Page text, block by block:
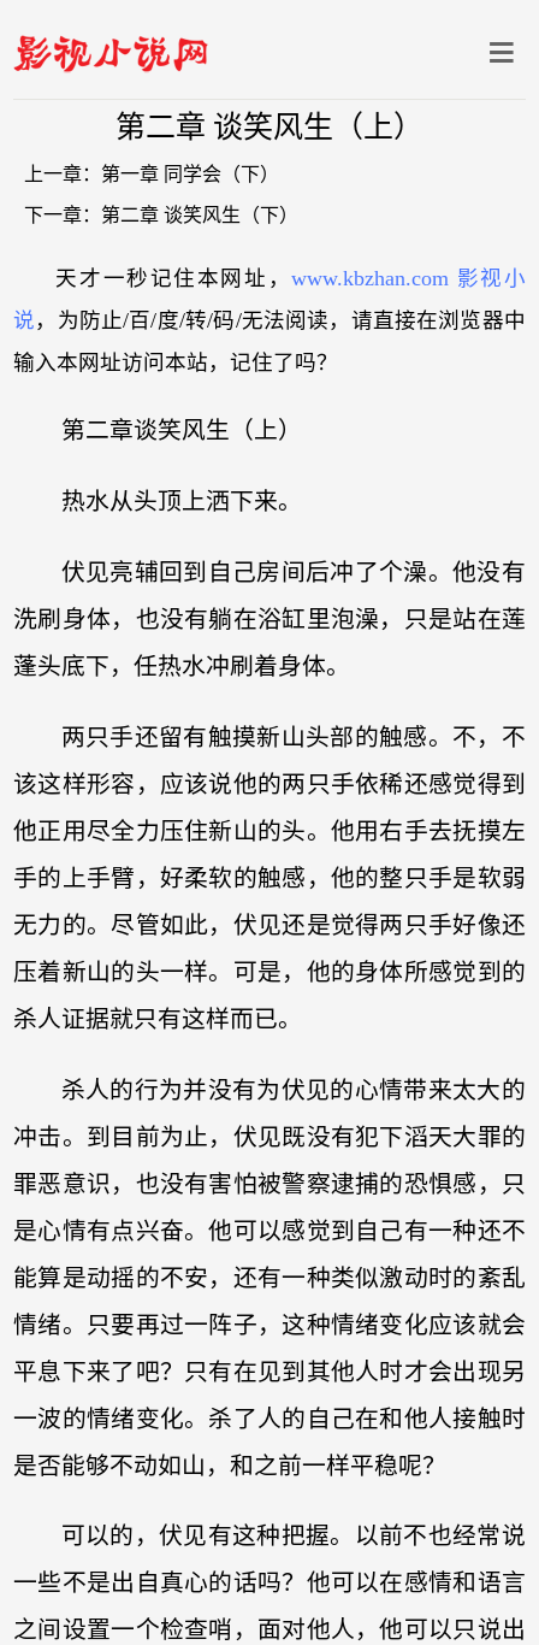
第二章 谈笑风生（上）
上一章： 第一章 同学会（下）
下一章： 第二章 谈笑风生（下）
天才一秒记住本网址，www.kbzhan.com 影视小
说 ，为防止/百/度/转/码/无法阅读，请直接在浏览器中
输入本网址访问本站，记住了吗？
第二章谈笑风生（上）
热水从头顶上洒下来。
伏见亮辅回到自己房间后冲了个澡。他没有
洗刷身体，也没有躺在浴缸里泡澡，只是站在莲
蓬头底下，任热水冲刷着身体。
两只手还留有触摸新山头部的触感。不，不
该这样形容，应该说他的两只手依稀还感觉得到
他正用尽全力压住新山的头。他用右手去抚摸左
手的上手臂，好柔软的触感，他的整只手是软弱
无力的。尽管如此，伏见还是觉得两只手好像还
压着新山的头一样。可是，他的身体所感觉到的
杀人证据就只有这样而已。
杀人的行为并没有为伏见的心情带来太大的
冲击。到目前为止，伏见既没有犯下滔天大罪的
罪恶意识，也没有害怕被警察逮捕的恐惧感，只
是心情有点兴奋。他可以感觉到自己有一种还不
能算是动摇的不安，还有一种类似激动时的紊乱
情绪。只要再过一阵子，这种情绪变化应该就会
平息下来了吧？只有在见到其他人时才会出现另
一波的情绪变化。杀了人的自己在和他人接触时
是否能够不动如山，和之前一样平稳呢？
可以的，伏见有这种把握。以前不也经常说
一些不是出自真心的话吗？他可以在感情和语言
之间设置一个检查哨，面对他人，他可以只说出